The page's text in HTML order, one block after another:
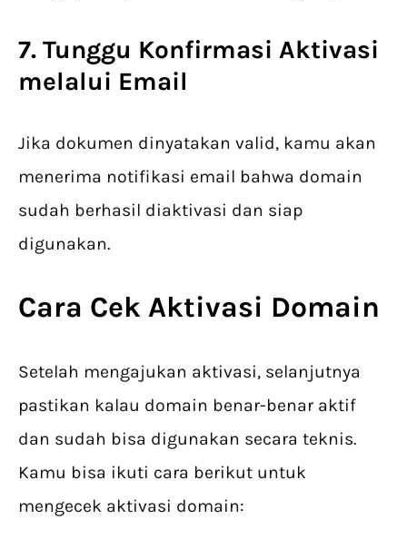
7. Tunggu Konfirmasi Aktivasi
melalui Email
Jika dokumen dinyatakan valid, kamu akan
menerima notifikasi email bahwa domain
sudah berhasil diaktivasi dan siap
digunakan.
Cara Cek Aktivasi Domain
Setelah mengajukan aktivasi, selanjutnya
pastikan kalau domain benar-benar aktif
dan sudah bisa digunakan secara teknis.
Kamu bisa ikuti cara berikut untuk
mengecek aktivasi domain: